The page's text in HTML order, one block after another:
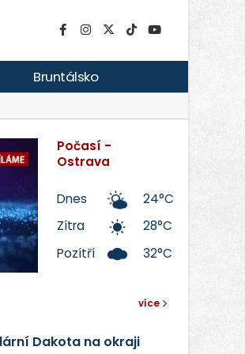
Bruntálsko
Počasí -
Ostrava
Dnes
24°C
Zítra
28°C
Pozítří
32°C
více
Dakota na okraji